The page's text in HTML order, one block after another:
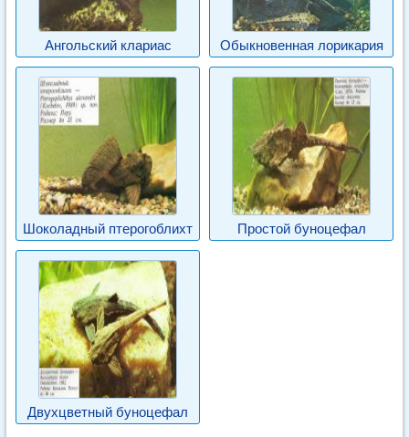
Ангольский клариас Обыкновенная лорикария
Шоколадный птерогоблихт Простой буноцефал
Двухцветный буноцефал